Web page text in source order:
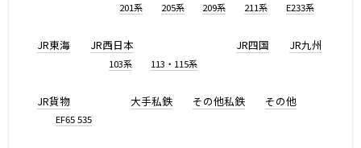
201系 205系 209系 211系 E233系
JR東海 JR西日本
103系 113・115系
JR四国 JR九州
JR貨物
EF65 535
大手私鉄 その他私鉄 その他